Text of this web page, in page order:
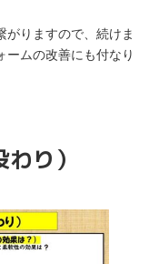
りますので、続けま
ームの改善にも付なり
り）